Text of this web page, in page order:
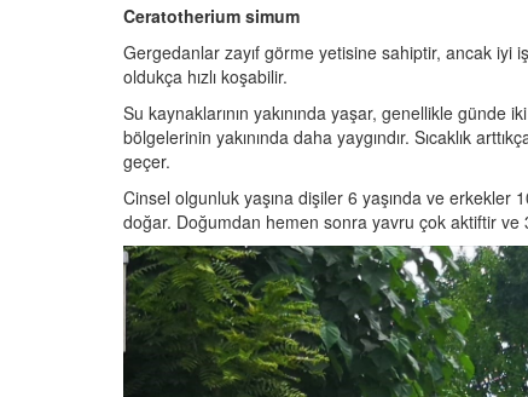
Ceratotherium simum
Gergedanlar zayıf görme yetisine sahiptir, ancak iyi
oldukça hızlı koşabilir.
Su kaynaklarının yakınında yaşar, genellikle
bölgelerinin yakınında daha yaygındır. Sıcaklık
geçer.
Cinsel olgunluk yaşına dişiler 6 yaşında ve erkekler
doğar. Doğumdan hemen sonra yavru çok aktiftir ve